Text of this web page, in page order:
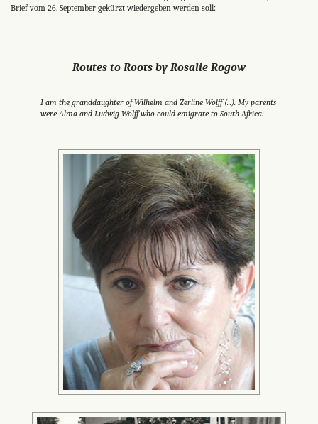
Brief vom 26. September gekürzt wiedergeben werden soll:
Routes to Roots by Rosalie Rogow
I am the granddaughter of Wilhelm and Zerline Wolff (...). My parents
were Alma and Ludwig Wolff who could emigrate to South Africa.